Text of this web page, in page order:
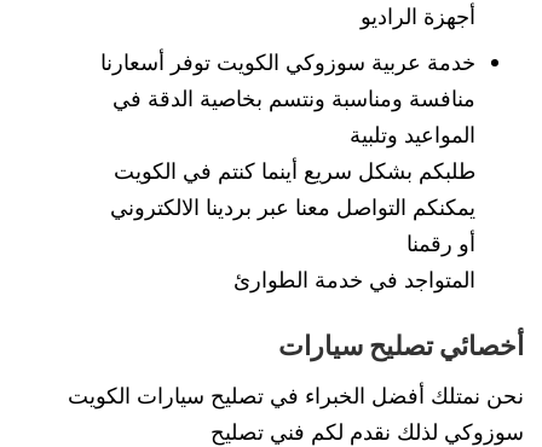
أجهزة الراديو
خدمة عربية سوزوكي الكويت توفر أسعارنا
منافسة ومناسبة ونتسم بخاصية الدقة في
المواعيد وتلبية
طلبكم بشكل سريع أينما كنتم في الكويت
يمكنكم التواصل معنا عبر بردينا الالكتروني
أو رقمنا
المتواجد في خدمة الطوارئ
أخصائي تصليح سيارات
نحن نمتلك أفضل الخبراء في تصليح سيارات الكويت
سوزوكي لذلك نقدم لكم فني تصليح